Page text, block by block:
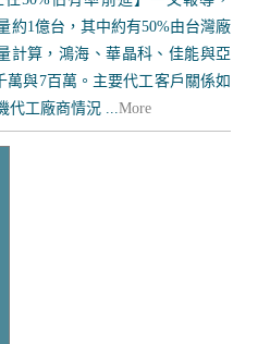
約1億台，其中約有50%由台灣廠
計算，鴻海、華晶科、佳能與亞
萬與7百萬。主要代工客戶關係如
代工廠商情況 ...More